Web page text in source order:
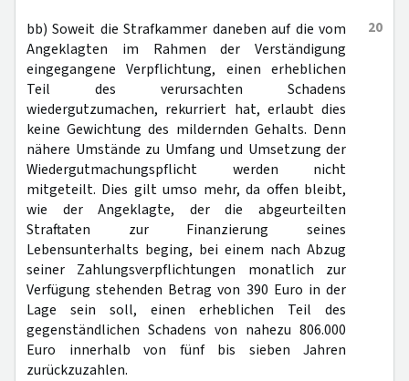
20
bb) Soweit die Strafkammer daneben auf die vom
Angeklagten im Rahmen der Verständigung
eingegangene Verpflichtung, einen erheblichen
Teil des verursachten Schadens
wiedergutzumachen, rekurriert hat, erlaubt dies
keine Gewichtung des mildernden Gehalts. Denn
nähere Umstände zu Umfang und Umsetzung der
Wiedergutmachungspflicht werden nicht
mitgeteilt. Dies gilt umso mehr, da offen bleibt,
wie der Angeklagte, der die abgeurteilten
Straftaten zur Finanzierung seines
Lebensunterhalts beging, bei einem nach Abzug
seiner Zahlungsverpflichtungen monatlich zur
Verfügung stehenden Betrag von 390 Euro in der
Lage sein soll, einen erheblichen Teil des
gegenständlichen Schadens von nahezu 806.000
Euro innerhalb von fünf bis sieben Jahren
zurückzuzahlen.